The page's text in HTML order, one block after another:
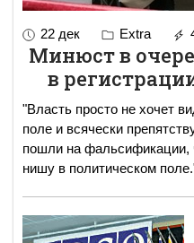
22 дек Extra
Минюст в
в
"Власть просто не хочет
поле и всячески
пошли на фальсификации,